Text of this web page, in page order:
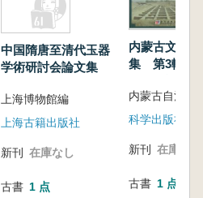
中国隋唐至清代玉器
学術研討会論文集
上海博物館編
上海古籍出版社
新刊 在庫なし
古書 1 点
内蒙古文物
集 第3輯
科学出版社
新刊 在庫なし
古書 1 点